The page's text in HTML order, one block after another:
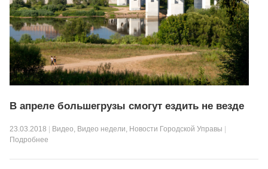
В апреле большегрузы смогут ездить не везде
23.03.2018 Видео, Видео недели, Новости Городской Управы
Подробнее